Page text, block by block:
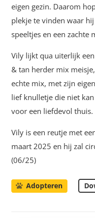
eigen gezin. Daarom
plekje te vinden waar
speeltjes en een zachte
Vily lijkt qua uiterlijk
& tan herder mix
echte mix, met zijn
lief knulletje die niet
voor een liefdevol thuis.
Vily is een reutje met
maart 2025 en hij zal
(06/25)
Adopteren